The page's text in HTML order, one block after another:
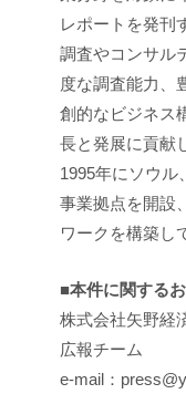
レポートを発刊
調査やコンサル
度な調査能力、
創的なビジネス
長と発展に貢献
1995年にソウル
事業拠点を開設
ワークを構築し
■本件に関する
株式会社矢野経
広報チーム
e-mail：